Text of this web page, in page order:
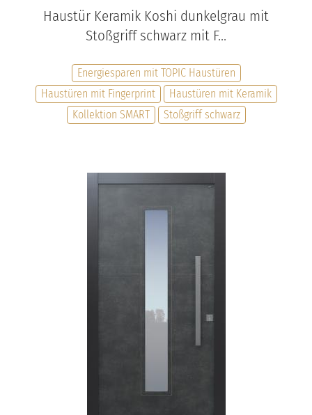
Haustür Keramik Koshi dunkelgrau mit
Stoßgriff schwarz mit F...
Energiesparen mit TOPIC Haustüren
Haustüren mit Fingerprint
Haustüren mit Keramik
Kollektion SMART
Stoßgriff schwarz